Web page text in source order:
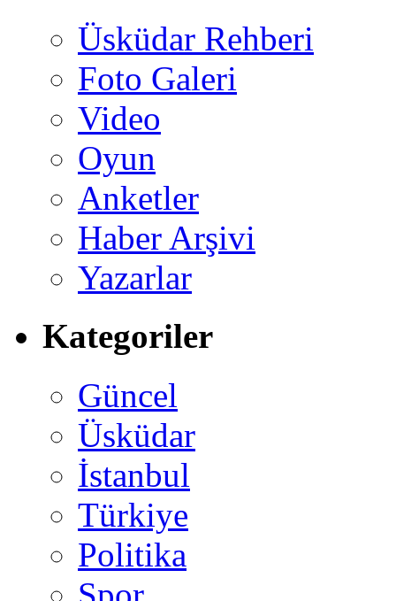
Üsküdar Rehberi
Foto Galeri
Video
Oyun
Anketler
Haber Arşivi
Yazarlar
Kategoriler
Güncel
Üsküdar
İstanbul
Türkiye
Politika